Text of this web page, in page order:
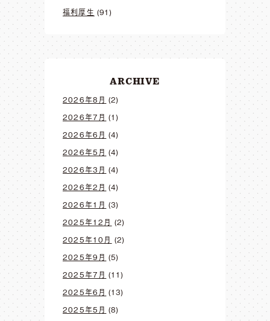
福利厚生 (91)
ARCHIVE
2026年8月 (2)
2026年7月 (1)
2026年6月 (4)
2026年5月 (4)
2026年3月 (4)
2026年2月 (4)
2026年1月 (3)
2025年12月 (2)
2025年10月 (2)
2025年9月 (5)
2025年7月 (11)
2025年6月 (13)
2025年5月 (8)